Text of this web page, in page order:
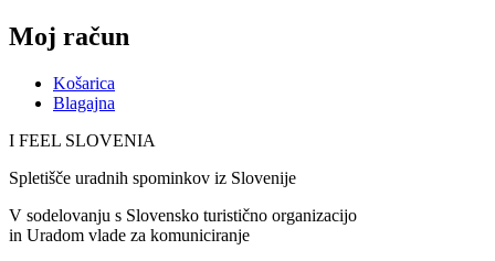
Moj račun
Košarica
Blagajna
I FEEL SLOVENIA
Spletišče uradnih spominkov iz Slovenije
V sodelovanju s Slovensko turistično organizacijo
in Uradom vlade za komuniciranje